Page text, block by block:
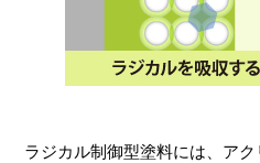
ラジカル制御型塗料には、ア